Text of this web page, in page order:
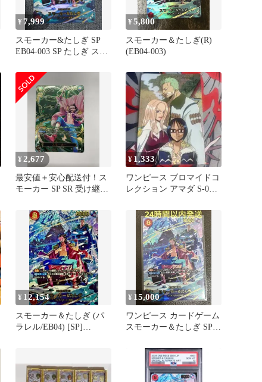
¥ 7,999
スモーカー&たしぎ SP
EB04-003 SP たしぎ スモ
¥5,800
スモーカー＆たしぎ(R)
(EB04-003)
¥2,677
最安値＋安心配送付！ス
モーカー SP SR 受け継が
¥1,333
ワンピース ブロマイドコ
レクション アマダ S-07
¥ 12,154
スモーカー＆たしぎ (パ
ラレル/EB04) [SP]
¥ 15,000
ワンピース カードゲーム
スモーカー＆たしぎ SP